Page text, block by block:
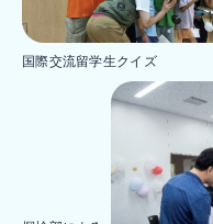
国際交流留学生クイズ